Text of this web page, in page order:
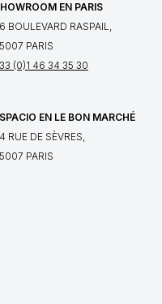
EN PARIS
BOULEVARD RASPAIL,
PARIS
(0)1 46 34 35 30
EN LE BON MARCHÉ
RUE DE SÈVRES,
PARIS